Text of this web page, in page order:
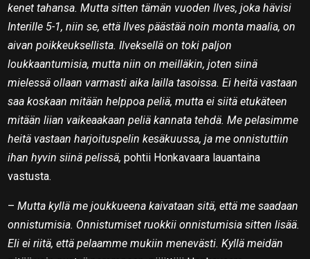
kenet tahansa. Mutta sitten tämän vuoden Ilves, joka hävisi
Interille 5-1, niin se, että Ilves päästää noin monta maalia, on
aivan poikkeuksellista. Ilveksellä on toki paljon
loukkaantumisia, mutta niin on meilläkin, joten siinä
mielessä ollaan varmasti aika lailla tasoissa. Ei heitä vastaan
saa koskaan mitään helppoa peliä, mutta ei siitä etukäteen
mitään liian vaikeaakaan peliä kannata tehdä. Me pelasimme
heitä vastaan harjoituspelin kesäkuussa, ja me onnistuttiin
ihan hyvin siinä pelissä, pohtii Honkavaara lauantaina
vastusta.
–Mutta kyllä me joukkueena kaivataan sitä, että me saadaan
onnistumisia. Onnistumiset ruokkii onnistumisia sitten lisää.
Eli ei riitä, että pelaamme mukiin menevästi. Kyllä meidän